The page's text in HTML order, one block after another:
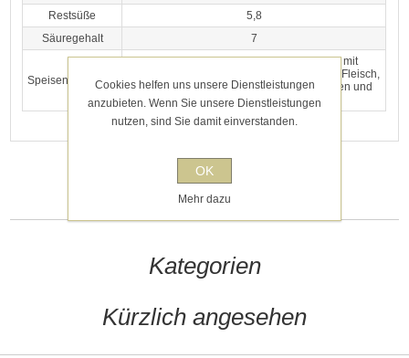
Restsüße
5,8
Säuregehalt
7
Speisenvorschlag
Dieser Riesling harmoniert wunderbar mit
Krustentieren, Muscheln, Fisch und hellem Fleisch,
ebenso zu mittelkräftigen Gemüsegerichten und
dezent würziger Küche.
Tags
Kategorien
Kürzlich angesehen
Cookies helfen uns unsere Dienstleistungen
anzubieten. Wenn Sie unsere Dienstleistungen
nutzen, sind Sie damit einverstanden.
OK
Mehr dazu